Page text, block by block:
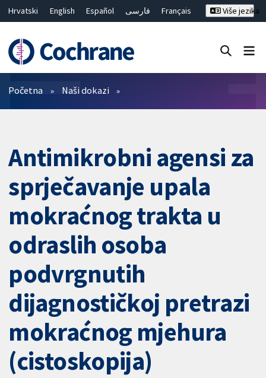
Hrvatski English Español فارسی
Français
繁體中文
简体中文
Više jezika
Prečistači
Početna Naši dokazi
Antimikrobni agensi za
sprječavanje upala
mokraćnog trakta u
odraslih osoba
podvrgnutih
dijagnostičkoj pretrazi
mokraćnog mjehura
(cistoskopija)